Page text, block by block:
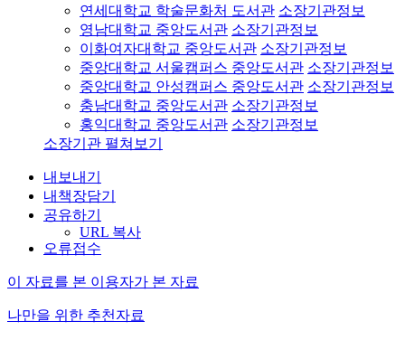
연세대학교 학술문화처 도서관 소장기관정보
영남대학교 중앙도서관 소장기관정보
이화여자대학교 중앙도서관 소장기관정보
중앙대학교 서울캠퍼스 중앙도서관 소장기관정보
중앙대학교 안성캠퍼스 중앙도서관 소장기관정보
충남대학교 중앙도서관 소장기관정보
홍익대학교 중앙도서관 소장기관정보
소장기관 펼쳐보기
내보내기
내책장담기
공유하기
URL 복사
오류접수
이 자료를 본 이용자가 본 자료
나만을 위한 추천자료